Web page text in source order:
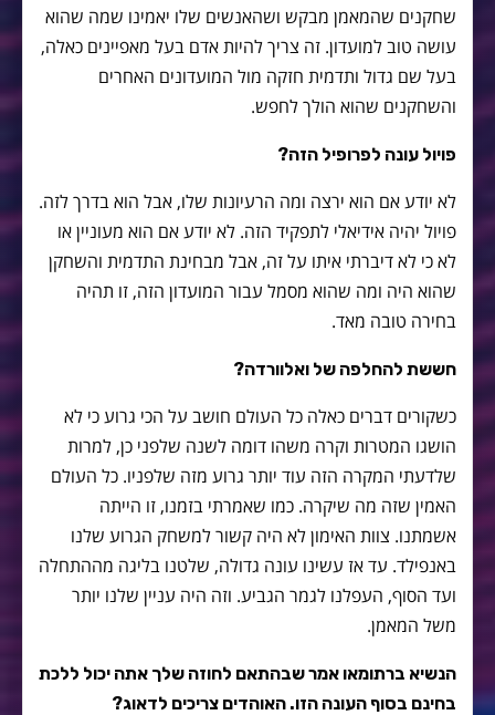
שחקנים שהמאמן מבקש ושהאנשים שלו יאמינו שמה שהוא
עושה טוב למועדון. זה צריך להיות אדם בעל מאפיינים כאלה,
בעל שם גדול ותדמית חזקה מול המועדונים האחרים
והשחקנים שהוא הולך לחפש.
פויול עונה לפרופיל הזה?
לא יודע אם הוא ירצה ומה הרעיונות שלו, אבל הוא בדרך לזה.
פויול יהיה אידיאלי לתפקיד הזה. לא יודע אם הוא מעוניין או
לא כי לא דיברתי איתו על זה, אבל מבחינת התדמית והשחקן
שהוא היה ומה שהוא מסמל עבור המועדון הזה, זו תהיה
בחירה טובה מאד.
חששת להחלפה של ואלוורדה?
כשקורים דברים כאלה כל העולם חושב על הכי גרוע כי לא
הושגו המטרות וקרה משהו דומה לשנה שלפני כן, למרות
שלדעתי המקרה הזה עוד יותר גרוע מזה שלפניו. כל העולם
האמין שזה מה שיקרה. כמו שאמרתי בזמנו, זו הייתה
אשמתנו. צוות האימון לא היה קשור למשחק הגרוע שלנו
באנפילד. עד אז עשינו עונה גדולה, שלטנו בליגה מההתחלה
ועד הסוף, העפלנו לגמר הגביע. וזה היה עניין שלנו יותר
משל המאמן.
הנשיא ברתומאו אמר שבהתאם לחוזה שלך אתה יכול ללכת
בחינם בסוף העונה הזו. האוהדים צריכים לדאוג?